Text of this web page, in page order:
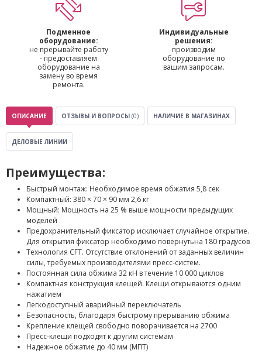
Подменное
оборудование:
не прерывайте работу
- предоставляем
оборудование на
замену во время
ремонта.
Индивидуальные
решения:
производим
оборудование по
вашим запросам.
ОПИСАНИЕ ОТЗЫВЫ И ВОПРОСЫ (0) НАЛИЧИЕ В МАГАЗИНАХ
ДЕЛОВЫЕ ЛИНИИ
Преимущества:
Быстрый монтаж: Необходимое время обжатия 5,8 сек
Компактный: 380 × 70 × 90 мм 2,6 кг
Мощный: Мощность на 25 % выше мощности предыдущих
моделей
Предохранительный фиксатор исключает случайное открытие.
Для открытия фиксатор необходимо повернутьна 180 градусов
Технология CFT. Отсутствие отклонений от заданных величин
силы, требуемых производителями пресс-систем.
Постоянная сила обжима 32 кН в течение 10 000 циклов
Компактная конструкция клещей. Клещи открываются одним
нажатием
Легкодоступный аварийный переключатель
Безопасность, благодаря быстрому прерыванию обжима
Крепление клещей свободно поворачивается на 2700
Пресс-клещи подходят к другим системам
Надежное обжатие до 40 мм (МПТ)